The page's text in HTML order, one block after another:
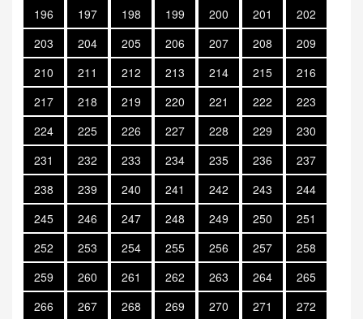
196
197 198 199 200 201
202
203
204 205 206 207 208
209
210
211 212 213 214 215
216
217
218 219 220 221 222
223
224
225 226 227 228 229
230
231
232 233 234 235 236
237
238
239 240 241 242 243
244
245
246 247 248 249 250
251
252
253 254 255 256 257
258
259
260 261 262 263 264
265
266
267 268 269 270 271
272